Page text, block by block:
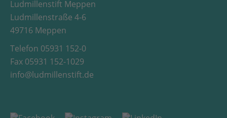
Ludmillenstift Meppen
Ludmillenstraße 4-6
49716 Meppen
Telefon 05931 152-0
Fax 05931 152-1029
info@ludmillenstift.de